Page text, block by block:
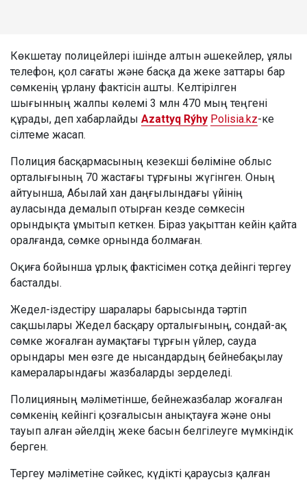
Көкшетау полицейлері ішінде алтын әшекейлер, ұялы
телефон, қол сағаты және басқа да жеке заттары бар
сөмкенің ұрлану фактісін ашты. Келтірілген
шығынның жалпы көлемі 3 млн 470 мың теңгені
құрады, деп хабарлайды Azattyq Rýhy Polisia.kz-ке
сілтеме жасап.
Полиция басқармасының кезекші бөліміне облыс
орталығының 70 жастағы тұрғыны жүгінген. Оның
айтуынша, Абылай хан даңғылындағы үйінің
ауласында демалып отырған кезде сөмкесін
орындықта ұмытып кеткен. Біраз уақыттан кейін қайта
оралғанда, сөмке орнында болмаған.
Оқиға бойынша ұрлық фактісімен сотқа дейінгі тергеу
басталды.
Жедел-іздестіру шаралары барысында тәртіп
сақшылары Жедел басқару орталығының, сондай-ақ
сөмке жоғалған аумақтағы тұрғын үйлер, сауда
орындары мен өзге де нысандардың бейнебақылау
камераларындағы жазбаларды зерделеді.
Полицияның мәліметінше, бейнежазбалар жоғалған
сөмкенің кейінгі қозғалысын анықтауға және оны
тауып алған әйелдің жеке басын белгілеуге мүмкіндік
берген.
Тергеу мәліметіне сәйкес, күдікті қараусыз қалған